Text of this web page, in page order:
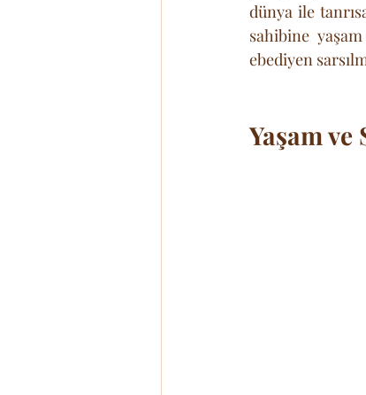
dünya ile
sahibine
ebediyen
Yaşam